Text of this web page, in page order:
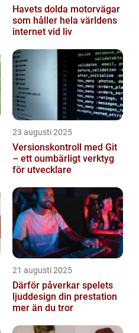
Havets dolda motorvägar
som håller hela världens
internet vid liv
23 augusti 2025
Versionskontroll med Git
– ett oumbärligt verktyg
för utvecklare
21 augusti 2025
Därför påverkar spelets
ljuddesign din prestation
mer än du tror